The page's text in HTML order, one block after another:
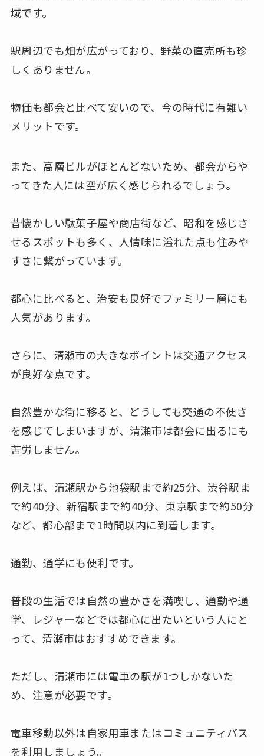
域です。
駅周辺でも畑が広がっており、野菜の直売所も珍
しくありません。
物価も都会と比べて安いので、今の時代に有難い
メリットです。
また、高層ビルがほとんどないため、都会からや
ってきた人には空が広く感じられるでしょう。
昔懐かしい駄菓子屋や商店街など、昭和を感じさ
せるスポットも多く、人情味に溢れた点も住みや
すさに繋がっています。
都心に比べると、治安も良好でファミリー層にも
人気があります。
さらに、清瀬市の大きなポイントは交通アクセス
が良好な点です。
自然豊かな街に移ると、どうしても交通の不便さ
を感じてしまいますが、清瀬市は都会に出るにも
苦労しません。
例えば、清瀬駅から池袋駅まで約25分、渋谷駅ま
で約40分、新宿駅まで約40分、東京駅まで約50分
など、都心部まで1時間以内に到着します。
通勤、通学にも便利です。
普段の生活では自然の豊かさを満喫し、通勤や通
学、レジャーなどでは都心に出たいという人にと
って、清瀬市はおすすめできます。
ただし、清瀬市には電車の駅が1つしかないた
め、注意が必要です。
電車移動以外は自家用車またはコミュニティバス
を利用しましょう。